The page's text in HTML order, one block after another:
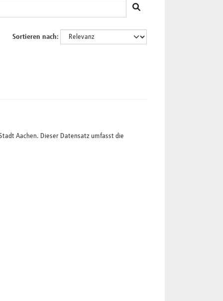
Sortieren nach
Aachen. Dieser Datensatz umfasst die